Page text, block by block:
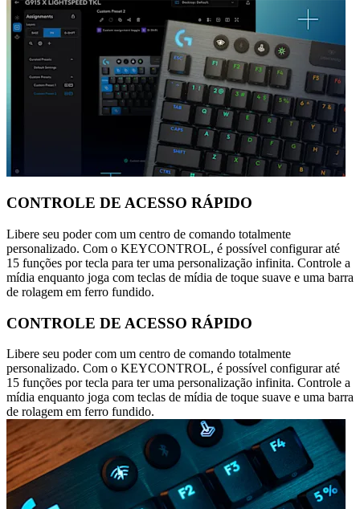
CONTROLE DE ACESSO RÁPIDO
Libere seu poder com um centro de comando totalmente
personalizado. Com o KEYCONTROL, é possível configurar até
15 funções por tecla para ter uma personalização infinita. Controle a
mídia enquanto joga com teclas de mídia de toque suave e uma barra
de rolagem em ferro fundido.
CONTROLE DE ACESSO RÁPIDO
Libere seu poder com um centro de comando totalmente
personalizado. Com o KEYCONTROL, é possível configurar até
15 funções por tecla para ter uma personalização infinita. Controle a
mídia enquanto joga com teclas de mídia de toque suave e uma barra
de rolagem em ferro fundido.